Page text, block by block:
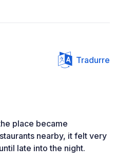
Tradurre
place became
nearby, it felt very
late into the night.